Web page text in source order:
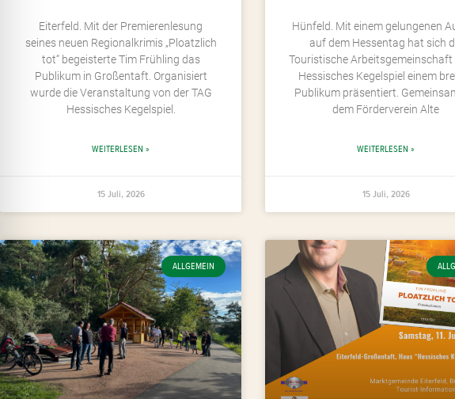
Eiterfeld. Mit der Premierenlesung
seines neuen Regionalkrimis „Ploatzlich
tot“ begeisterte Tim Frühling das
Publikum in Großentaft. Organisiert
wurde die Veranstaltung von der TAG
Hessisches Kegelspiel.
WEITERLESEN »
15 Juli, 2026
Hünfeld. Mit einem gelungenen
auf dem Hessentag hat sich
Touristische Arbeitsgemeinschaft
Hessisches Kegelspiel einem
Publikum präsentiert.
dem Förderverein Alte
WEITERLESEN »
15 Juli, 2026
ALLGEMEIN